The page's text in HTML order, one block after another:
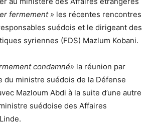
fermement » les récentes rencontres
suédois et le dirigeant des
syriennes (FDS) Mazlum Kobani.
condamné» la réunion par
du ministre suédois de la Défense
Mazloum Abdi à la suite d’une autre
suédoise des Affaires